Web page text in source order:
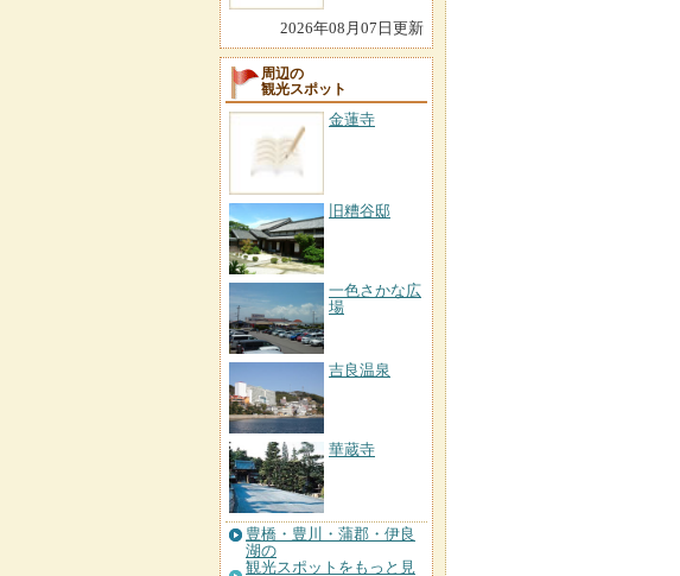
2026年08月07日更新
周辺の
観光スポット
金蓮寺
旧糟谷邸
一色さかな広
場
吉良温泉
華蔵寺
豊橋・豊川・蒲郡・伊良
湖の
観光スポットをもっと見